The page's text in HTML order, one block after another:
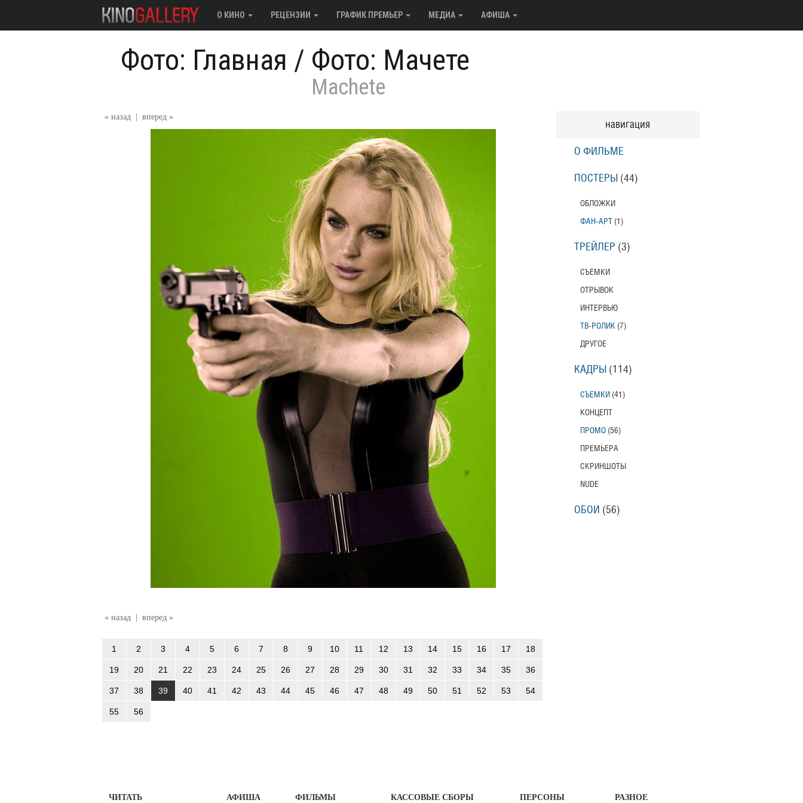
О КИНО РЕЦЕНЗИИ ГРАФИК ПРЕМЬЕР МЕДИА АФИША
Фото: Главная / Фото: Мачете
Machete
« назад вперед »
« назад | вперед »
1 2 3 4 5 6 7 8 9 10 11 12 13 14 15 16 17 18
19 20 21 22 23 24 25 26 27 28 29 30 31 32 33 34 35 36
37 38 39 40 41 42 43 44 45 46 47 48 49 50 51 52 53 54
55 56
навигация
О ФИЛЬМЕ
ПОСТЕРЫ (44)
ОБЛОЖКИ
ФАН-АРТ (1)
ТРЕЙЛЕР (3)
СЪЕМКИ
ОТРЫВОК
ИНТЕРВЬЮ
ТВ-РОЛИК (7)
ДРУГОЕ
КАДРЫ (114)
СЪЕМКИ (41)
КОНЦЕПТ
ПРОМО (56)
ПРЕМЬЕРА
СКРИНШОТЫ
NUDE
ОБОИ (56)
ЧИТАТЬ АФИША ФИЛЬМЫ КАССОВЫЕ СБОРЫ ПЕРСОНЫ РАЗНОЕ